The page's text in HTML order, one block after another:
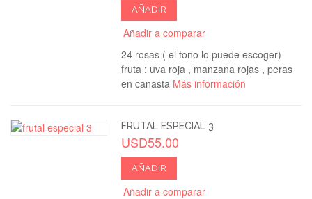
AÑADIR
Añadir a comparar
24 rosas ( el tono lo puede escoger)
fruta : uva roja , manzana rojas , peras
en canasta Más información
FRUTAL ESPECIAL 3
USD55.00
AÑADIR
Añadir a comparar